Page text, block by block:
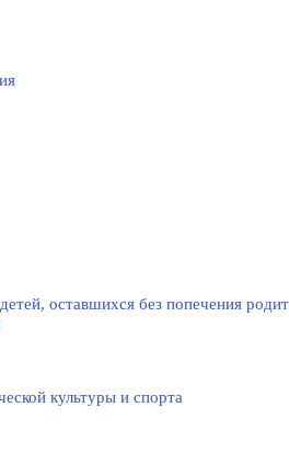
оставшихся без попечения
культуры и спорта